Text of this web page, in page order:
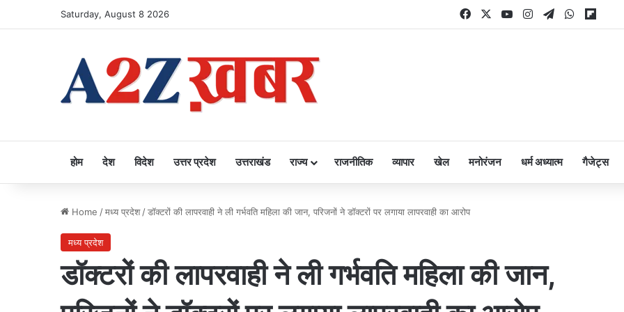
Saturday, August 8 2026 FacebookYouTubeInstagram
TelegramWhatsApp
होम देश विदेश उत्तर प्रदेश उत्तराखंड राज्य राजनीतिक व्यापार खेल मनोरंजन धर्म अध्यात्म गैजेट्स
Home /मध्य प्रदेश /डॉक्टरों की लापरवाही ने ली गर्भवति महिला की जान, परिजनों ने डॉक्टरों पर लगाया लापरवाही का आरोप
मध्य प्रदेश
डॉक्टरों की लापरवाही ने ली गर्भवति महिला की जान,